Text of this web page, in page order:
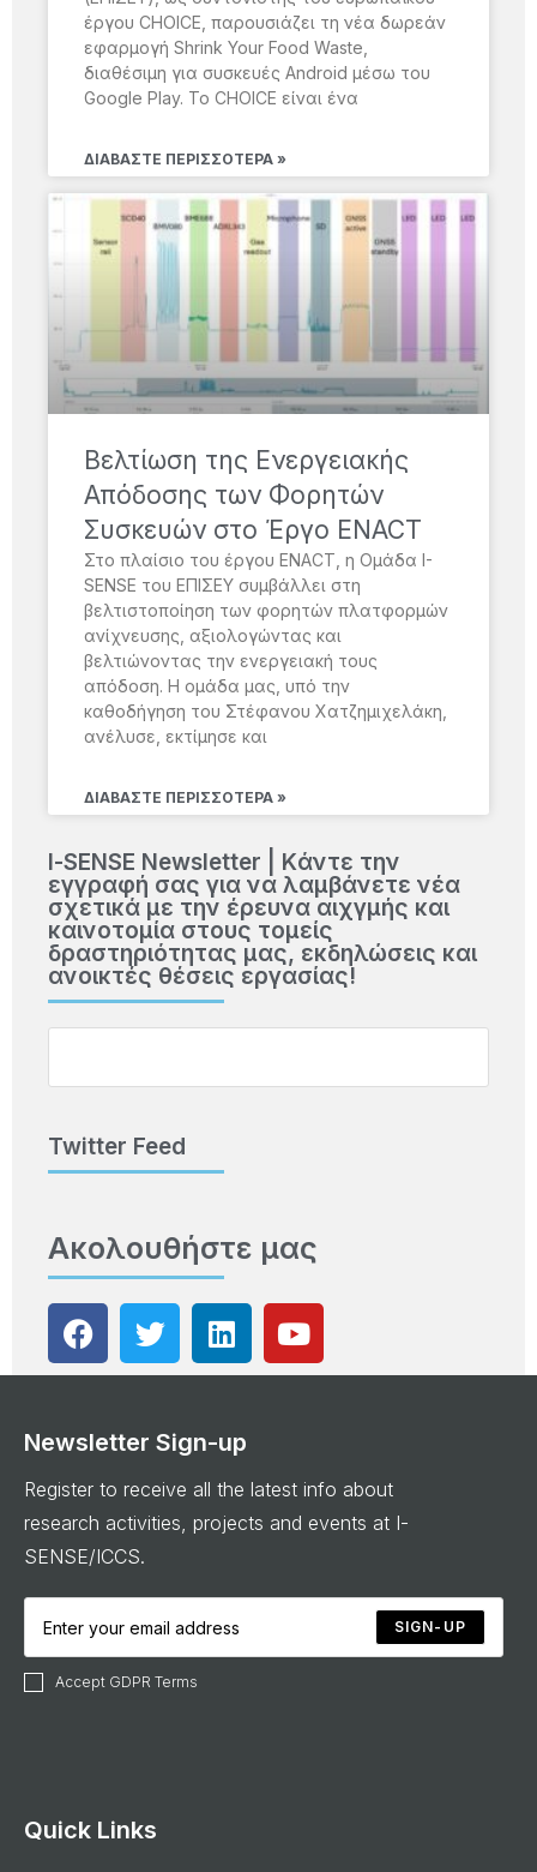
έργου CHOICE, παρουσιάζει τη νέα δωρεάν
εφαρμογή Shrink Your Food Waste,
διαθέσιμη για συσκευές Android μέσω του
Google Play. Το CHOICE είναι ένα
ΔΙΑΒΆΣΤΕ ΠΕΡΙΣΣΌΤΕΡΑ »
Βελτίωση της Ενεργειακής
Απόδοσης των Φορητών
Συσκευών στο Έργο ENACT
Στο πλαίσιο του έργου ENACT, η Ομάδα I-
SENSE του ΕΠΙΣΕΥ συμβάλλει στη
βελτιστοποίηση των φορητών πλατφορμών
ανίχνευσης, αξιολογώντας και
βελτιώνοντας την ενεργειακή τους
απόδοση. Η ομάδα μας, υπό την
καθοδήγηση του Στέφανου Χατζημιχελάκη,
ανέλυσε, εκτίμησε και
ΔΙΑΒΆΣΤΕ ΠΕΡΙΣΣΌΤΕΡΑ »
Ι-SENSE Newsletter | Kάντε την
εγγραφή σας για να λαμβάνετε νέα
σχετικά με την έρευνα αιχγμής και
καινοτομία στους τομείς
δραστηριότητας μας, εκδηλώσεις και
ανοικτές θέσεις εργασίας!
Twitter Feed
Ακολουθήστε μας
Newsletter Sign-up
Register to receive all the latest info about
research activities, projects and events at I-
SENSE/ICCS.
SIGN-UP
Accept GDPR Terms
Quick Links